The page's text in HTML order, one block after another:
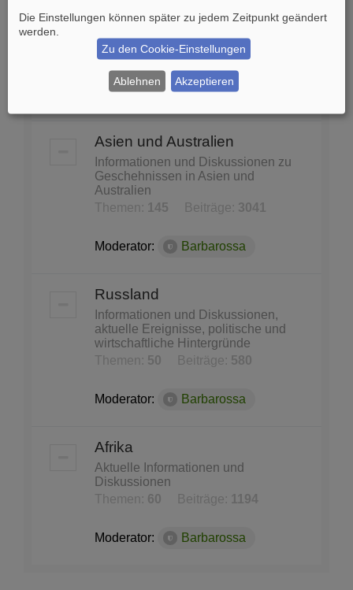
United Nations, Nato, WHO, Unicef,
Unesco...
Themen:87Beiträge:1140
Moderator: Barbarossa
Asien und Australien
Informationen und Diskussionen zu
Geschehnissen in Asien und
Australien
Themen:
145 Beiträge: 3041
Moderator: Barbarossa
Russland
Informationen und Diskussionen,
aktuelle Ereignisse, politische und
wirtschaftliche Hintergründe
Themen: 50 Beiträge: 580
Moderator: Barbarossa
Afrika
Aktuelle Informationen und
Diskussionen
Themen: 60 Beiträge: 1194
Moderator: Barbarossa
Die Einstellungen können später zu jedem Zeitpunkt geändert
werden.
Zu den Cookie-Einstellungen
Ablehnen Akzeptieren